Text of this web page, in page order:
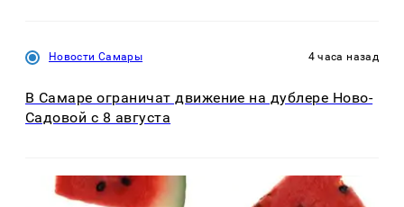
Новости Самары 4 часа назад
В Самаре ограничат движение на дублере Ново-
Садовой с 8 августа